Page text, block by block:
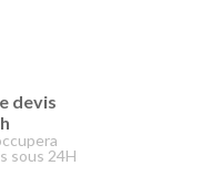
devis
sous 24H